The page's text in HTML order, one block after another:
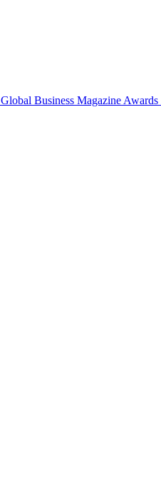
Business Magazine Awards